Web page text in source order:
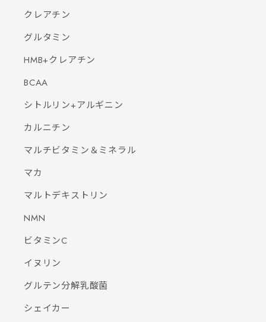
クレアチン
グルタミン
HMB+クレアチン
BCAA
シトルリン+アルギニン
カルニチン
マルチビタミン＆ミネラル
マカ
マルトデキストリン
NMN
ビタミンC
イヌリン
グルテン分解乳酸菌
シェイカー